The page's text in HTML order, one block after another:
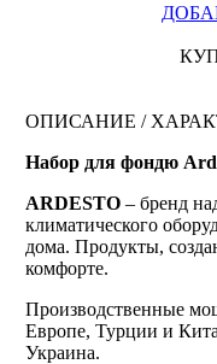
ОПИСАНИЕ /
Набор для фондю
ARDESTO – бренд
климатического
дома. Продукты,
комфорте.
Производственные
Европе, Турции и
Украина.